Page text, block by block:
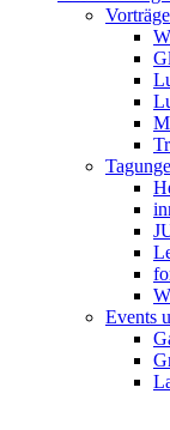
Events